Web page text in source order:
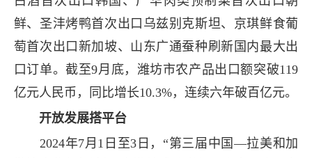
鲜、圣沣烤鸭首次出口乌兹别克斯坦、京琪鲜食葡
萄首次出口新加坡、山东广通蚕种刷新国内最大出
口订单。截至9月底，潍坊市农产品出口额突破119
亿元人民币，同比增长10.3%，连续六年破百亿元。
开放发展搭平台
2024年7月1日至3日，“第三届中国—拉美和加